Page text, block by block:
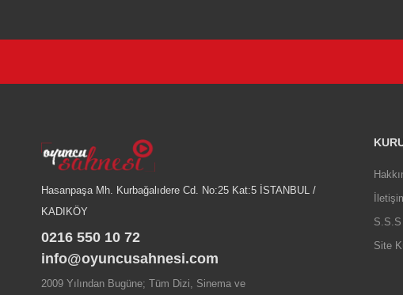
Hasanpaşa Mh. Kurbağalıdere Cd. No:25 Kat:5 İSTANBUL /
KADIKÖY
0216 550 10 72
info@oyuncusahnesi.com
2009 Yılından Bugüne; Tüm Dizi, Sinema ve
S.S.S
Site